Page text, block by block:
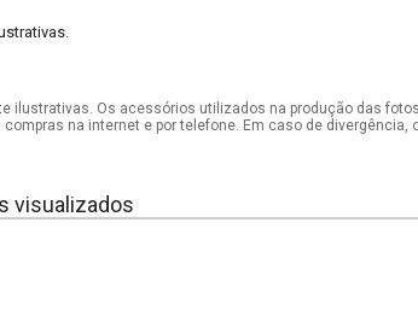
ilustrativas. Os acessórios utilizados na produção das
compras na internet e por telefone. Em caso de
visualizados